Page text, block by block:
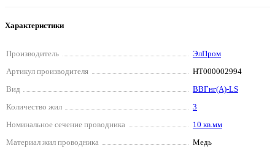
Характеристики
Производитель
ЭлПром
Артикул производителя
НТ000002994
Вид
ВВГнг(А)-LS
Количество жил
3
Номинальное сечение проводника
10 кв.мм
Материал жил проводника
Медь